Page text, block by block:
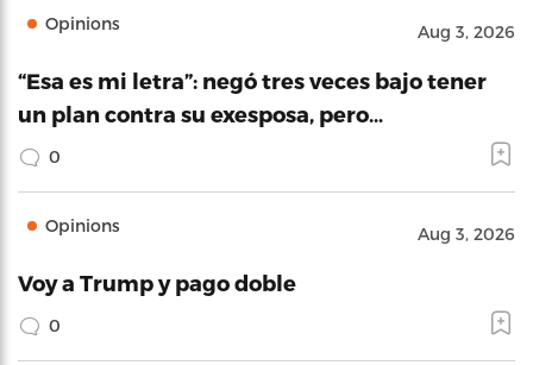
Opinions Aug 3, 2026
“Esa es mi letra”: negó tres veces bajo tener
un plan contra su exesposa, pero…
0
Opinions Aug 3, 2026
Voy a Trump y pago doble
0